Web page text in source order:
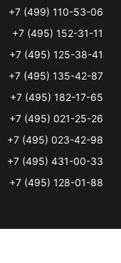
+7 (499) 110-53-06
+7 (495) 152-31-11
+7 (495) 125-38-41
+7 (495) 135-42-87
+7 (495) 182-17-65
+7 (495) 021-25-26
+7 (495) 023-42-98
+7 (495) 431-00-33
+7 (495) 128-01-88